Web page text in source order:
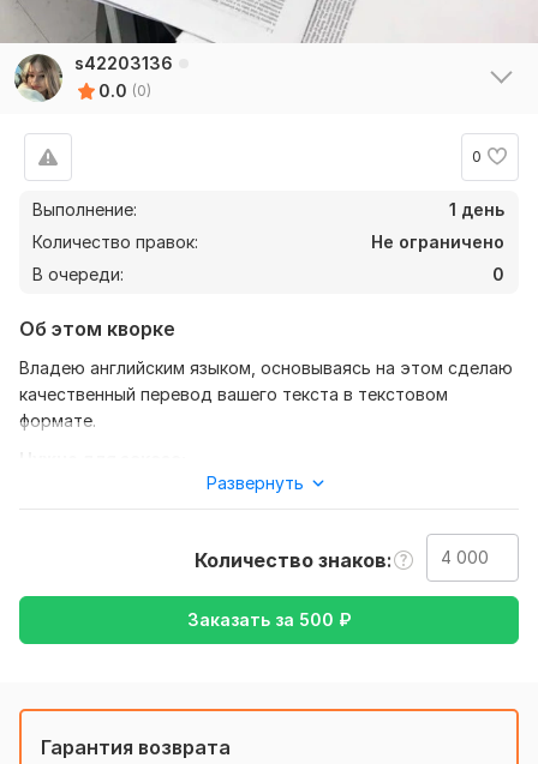
s42203136
0.0 (0)
0
Выполнение:
1 день
Количество правок:
Не ограничено
В очереди:
0
Об этом кворке
Владею английским языком, основываясь на этом сделаю
качественный перевод вашего текста в текстовом
формате.
Ожидаю от вас текст, желательно в формате документа,
Культура и
искусство,
Отдых и развлечения,Туризм и путешествия
с Русского на Английский
Объем услуги в кворке:
Развернуть
Количество знаков
Заказать за 500 ₽
Гарантия возврата